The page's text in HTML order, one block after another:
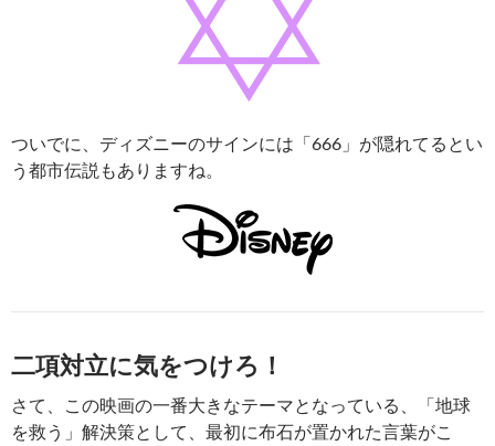
ついでに、ディズニーのサインには「666」が隠れてるとい
う都市伝説もありますね。
二項対立に気をつけろ！
さて、この映画の一番大きなテーマとなっている、「地球
を救う」解決策として、最初に布石が置かれた言葉がこ